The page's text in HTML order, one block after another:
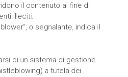
il contenuto al fine di
illeciti.
o segnalante, indica il
di un sistema di gestione
a tutela dei